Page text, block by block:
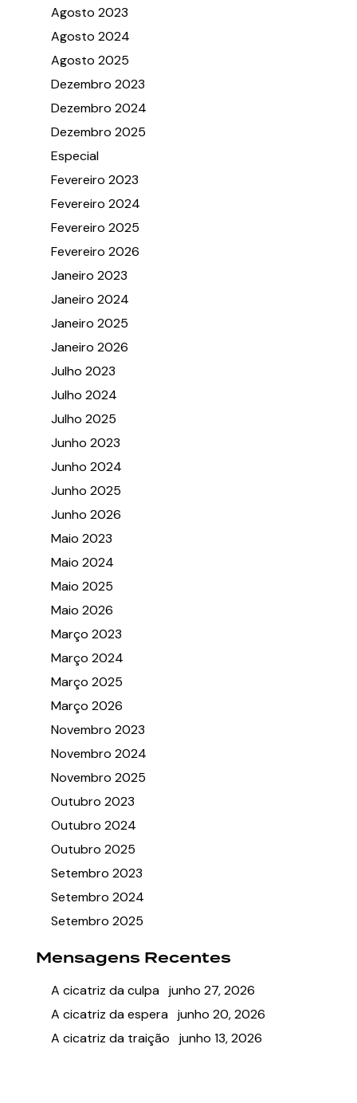
Agosto 2023
Agosto 2024
Agosto 2025
Dezembro 2023
Dezembro 2024
Dezembro 2025
Especial
Fevereiro 2023
Fevereiro 2024
Fevereiro 2025
Fevereiro 2026
Janeiro 2023
Janeiro 2024
Janeiro 2025
Janeiro 2026
Julho 2023
Julho 2024
Julho 2025
Junho 2023
Junho 2024
Junho 2025
Junho 2026
Maio 2023
Maio 2024
Maio 2025
Maio 2026
Março 2023
Março 2024
Março 2025
Março 2026
Novembro 2023
Novembro 2024
Novembro 2025
Outubro 2023
Outubro 2024
Outubro 2025
Setembro 2023
Setembro 2024
Setembro 2025
Mensagens Recentes
A cicatriz da culpa junho 27, 2026
A cicatriz da espera junho 20, 2026
A cicatriz da traição
junho 13, 2026